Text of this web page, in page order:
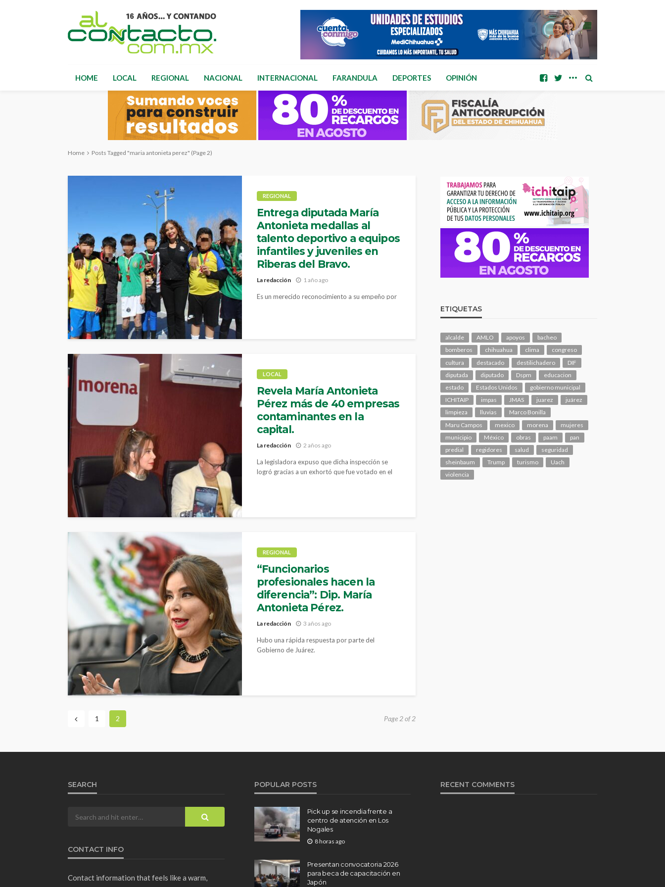
HOME LOCAL REGIONAL NACIONAL INTERNACIONAL FARANDULA DEPORTES OPINIÓN
Home Posts Tagged "maria antonieta perez" (Page 2)
REGIONAL
Entrega diputada María
Antonieta medallas al
talento deportivo a equipos
infantiles y juveniles en
Riberas del Bravo.
La redacción 1 año ago
Es un merecido reconocimiento a su empeño por
LOCAL
Revela María Antonieta
Pérez más de 40 empresas
contaminantes en la
capital.
La redacción 2 años ago
La legisladora expuso que dicha inspección se
logró gracias a un exhortó que fue votado en el
REGIONAL
“Funcionarios
profesionales hacen la
diferencia”: Dip. María
Antonieta Pérez.
La redacción 3 años ago
Hubo una rápida respuesta por parte del
Gobierno de Juárez.
1 2 Page 2 of 2
ETIQUETAS
alcalde AMLO apoyos
bacheo
bomberos
chihuahua clima
congreso
cultura
destacado destilichadero
DIF
diputada
diputado Dspm
educacion
estado
Estados Unidos
gobierno municipal
ICHITAIP
impas JMAS juarez
juárez
limpieza
lluvias
Marco Bonilla
Maru Campos
mexico morena
mujeres
municipio
México obras paam
pan
predial
regidores salud
seguridad
sheinbaum
Trump turismo
Uach
violencia
SEARCH
CONTACT INFO
Contact information that feels like a warm,
POPULAR POSTS
Pick up se incendia frente a
centro de atención en Los
Nogales
8 horas ago
Presentan convocatoria 2026
para beca de capacitación en
Japón
RECENT COMMENTS